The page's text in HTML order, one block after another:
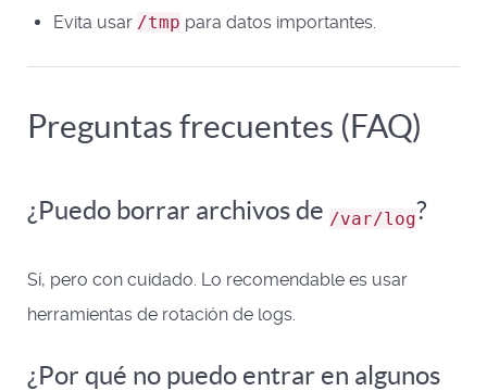
Evita usar /tmp para datos importantes.
Preguntas frecuentes (FAQ)
¿Puedo borrar archivos de /var/log?
Sí, pero con cuidado. Lo recomendable es usar
herramientas de rotación de logs.
¿Por qué no puedo entrar en algunos